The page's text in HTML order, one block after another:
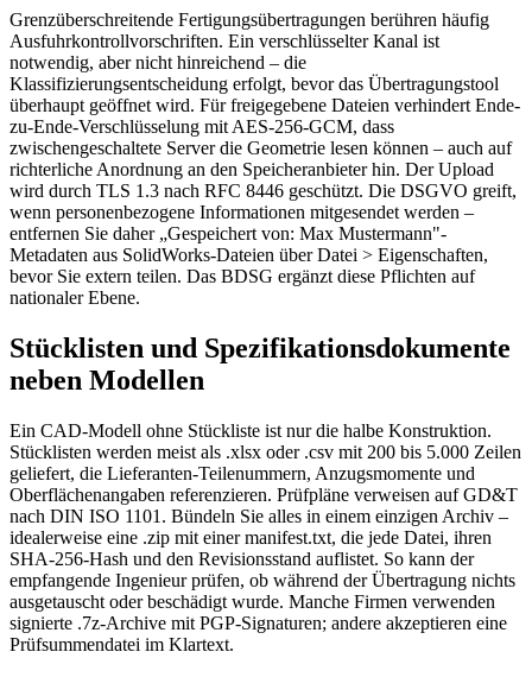
Grenzüberschreitende Fertigungsübertragungen berühren häufig
Ausfuhrkontrollvorschriften. Ein verschlüsselter Kanal ist
notwendig, aber nicht hinreichend – die
Klassifizierungsentscheidung erfolgt, bevor das Übertragungstool
überhaupt geöffnet wird. Für freigegebene Dateien verhindert Ende-
zu-Ende-Verschlüsselung mit AES-256-GCM, dass
zwischengeschaltete Server die Geometrie lesen können – auch auf
richterliche Anordnung an den Speicheranbieter hin. Der Upload
wird durch TLS 1.3 nach RFC 8446 geschützt. Die DSGVO greift,
wenn personenbezogene Informationen mitgesendet werden –
entfernen Sie daher „Gespeichert von: Max Mustermann"-
Metadaten aus SolidWorks-Dateien über Datei > Eigenschaften,
bevor Sie extern teilen. Das BDSG ergänzt diese Pflichten auf
nationaler Ebene.
Stücklisten und Spezifikationsdokumente
neben Modellen
Ein CAD-Modell ohne Stückliste ist nur die halbe Konstruktion.
Stücklisten werden meist als .xlsx oder .csv mit 200 bis 5.000 Zeilen
geliefert, die Lieferanten-Teilenummern, Anzugsmomente und
Oberflächenangaben referenzieren. Prüfpläne verweisen auf GD&T
nach DIN ISO 1101. Bündeln Sie alles in einem einzigen Archiv –
idealerweise eine .zip mit einer manifest.txt, die jede Datei, ihren
SHA-256-Hash und den Revisionsstand auflistet. So kann der
empfangende Ingenieur prüfen, ob während der Übertragung nichts
ausgetauscht oder beschädigt wurde. Manche Firmen verwenden
signierte .7z-Archive mit PGP-Signaturen; andere akzeptieren eine
Prüfsummendatei im Klartext.